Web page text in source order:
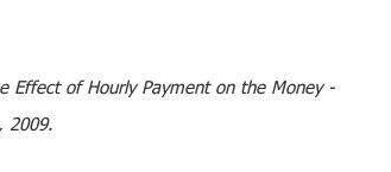
Effect of Hourly Payment on the Money -
2009.